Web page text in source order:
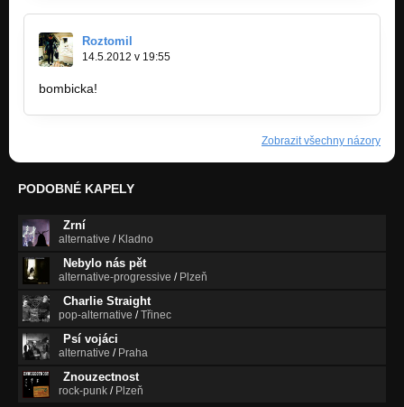
Roztomil
14.5.2012 v 19:55
bombicka!
Zobrazit všechny názory
PODOBNÉ KAPELY
Zrní
alternative / Kladno
Nebylo nás pět
alternative-progressive / Plzeň
Charlie Straight
pop-alternative /Třinec
Psí vojáci
alternative / Praha
Znouzectnost
rock-punk / Plzeň